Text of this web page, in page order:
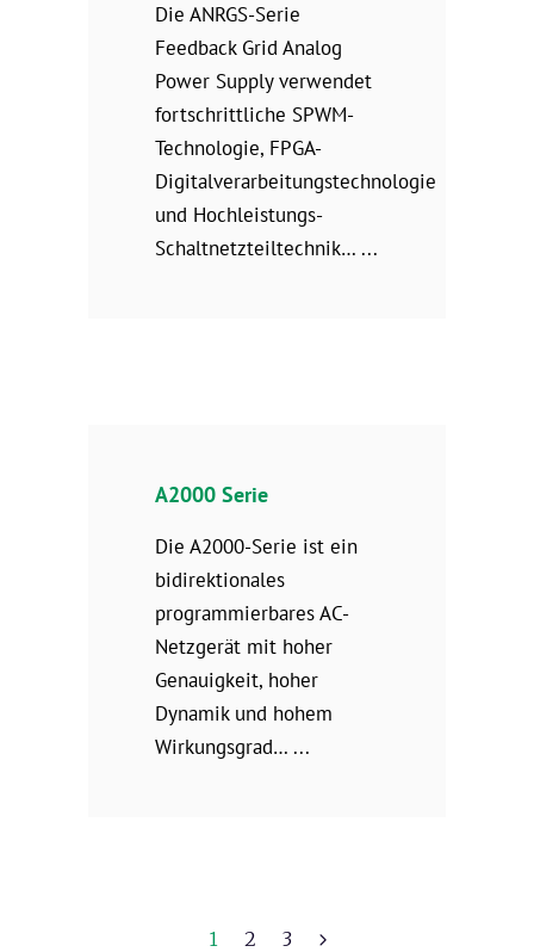
Die ANRGS-Serie
Feedback Grid Analog
Power Supply verwendet
fortschrittliche SPWM-
Technologie, FPGA-
Digitalverarbeitungstechnologie
und Hochleistungs-
Schaltnetzteiltechnik…
A2000 Serie
Die A2000-Serie ist ein
bidirektionales
programmierbares AC-
Netzgerät mit hoher
Genauigkeit, hoher
Dynamik und hohem
Wirkungsgrad…
1 2 3